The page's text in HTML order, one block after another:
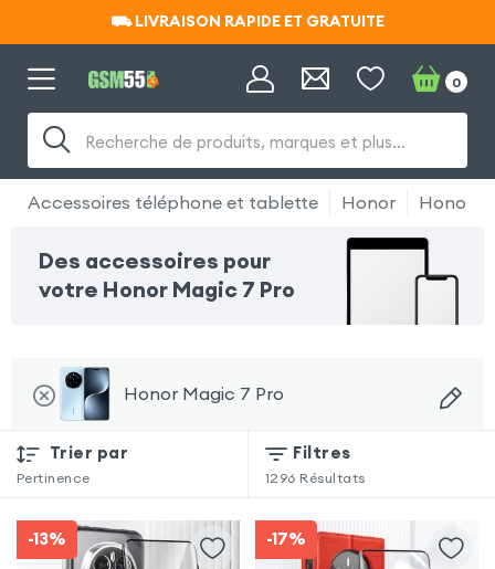
⛟ LIVRAISON RAPIDE ET GRATUITE
⛟ LIVRAISON RAPIDE ET GRATUITE
Recherche de produits, marques et plus…
0
Accessoires téléphone et tablette Honor Honor
Des accessoires pour
votre Honor Magic 7 Pro
Honor Magic 7 Pro
Trier par
Pertinence
Filtres
1296 Résultats
-13% -17%